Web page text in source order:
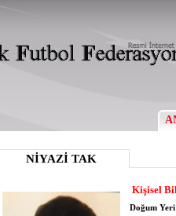
NİYAZİ TAK
Kişisel
Doğum Yeri